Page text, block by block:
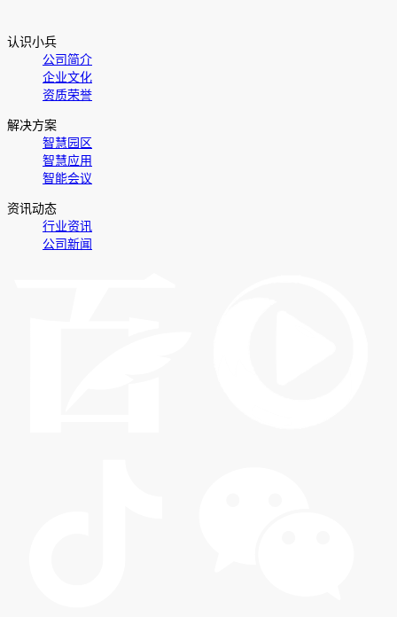
认识小兵
公司简介
企业文化
资质荣誉
解决方案
智慧园区
智慧应用
智能会议
资讯动态
行业资讯
公司新闻